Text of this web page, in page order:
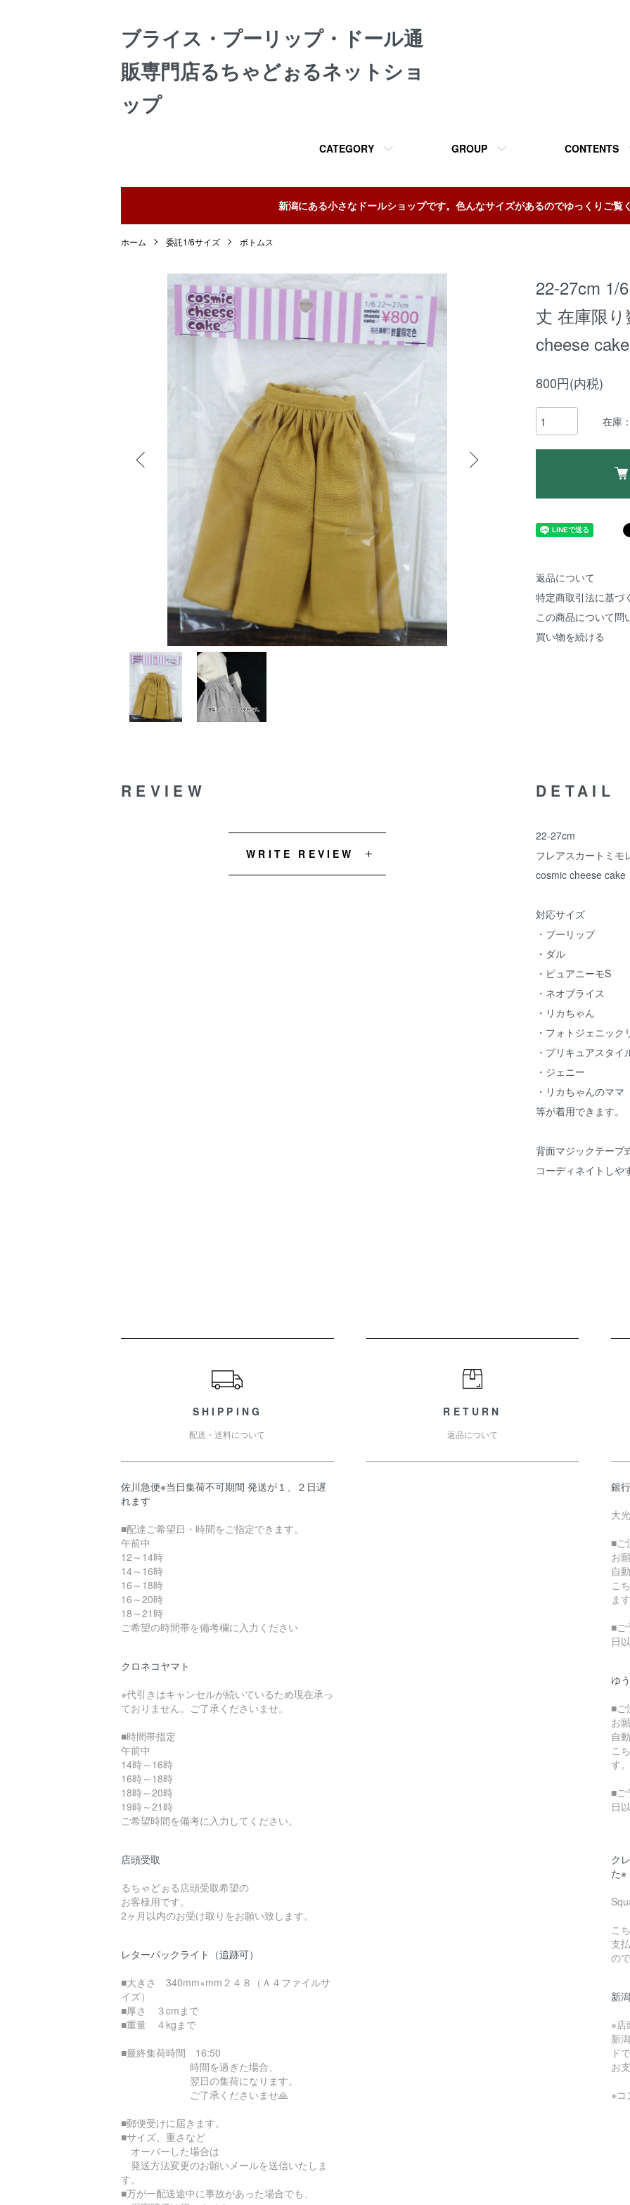
ブライス・プーリップ・ドール通
販専門店るちゃどぉるネットショ
ップ
CATEGORY GROUP CONTENTS
新潟にある小さなドールショップです。色んなサイズがあるのでゆっくりご覧
ホーム 委託1/6サイズ ボトムス
22-27cm 1/
丈 在庫限
cheese cake
800円(内税)
在庫
返品について
特定商取引法に基づ
この商品について問
買い物を続ける
DETAIL
22-27cm
フレアスカートミモ
cosmic cheese cake
対応サイズ
・プーリップ
・ダル
・ピュアニーモS
・ネオブライス
・リカちゃん
・フォトジェニッ
・プリキュアスタイ
・ジェニー
・リカちゃんのママ
等が着用できます。
背面マジックテープ
コーディネイトしや
REVIEW
WRITE REVIEW
SHIPPING
配送・送料について
佐川急便※当日集荷不可期間 発送が１、２日遅
れます
■配達ご希望日・時間をご指定できます。
午前中
12～14時
14～16時
16～18時
16～20時
18～21時
ご希望の時間帯を備考欄に入力ください
クロネコヤマト
※代引きはキャンセルが続いているため現在承っ
ておりません。ご了承くださいませ。
■時間帯指定
午前中
14時～16時
16時～18時
18時～20時
19時～21時
ご希望時間を備考に入力してください。
店頭受取
るちゃどぉる店頭受取希望の
お客様用です。
2ヶ月以内のお受け取りをお願い致します。
レターパックライト（追跡可）
■大きさ 340mm×mm２４８（Ａ４ファイルサ
イズ）
■厚さ ３cmまで
■重量 ４kgまで
■最終集荷時間 16:50
時間を過ぎた場合、
翌日の集荷になります。
ご了承くださいませ🙏
■郵便受けに届きます。
■サイズ、重さなど
オーバーした場合は
発送方法変更のお願いメールを送信いたしま
す。
■万が一配送途中に事故があった場合でも、
RETURN
返品について
銀
大
■ご
お
自
こ
ま
■ご
日
ゆ
■ご
お
自
こ
す
■ご
日
ク
た※
こ
支
の
新
※店
新
ド
お
※コ